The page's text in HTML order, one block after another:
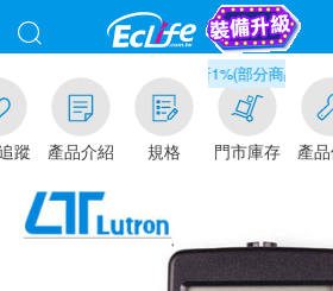
蹤 產品介紹 規格
滿千元門市取貨現折1%(部分商品不適用
門市庫存 產